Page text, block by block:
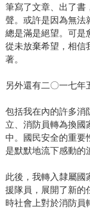
筆寫了文章、出了書
聲。或許是因為無法
總是滿是絕望。可是
從未放棄希望，相信
著。
另外還有二〇一七年
包括我在內的許多消
立、消防員轉為換國
中。國民安全的重要
是默默地流下感動的
此後，我轉入隸屬國
援隊員，展開了新的
時社會上對於消防員